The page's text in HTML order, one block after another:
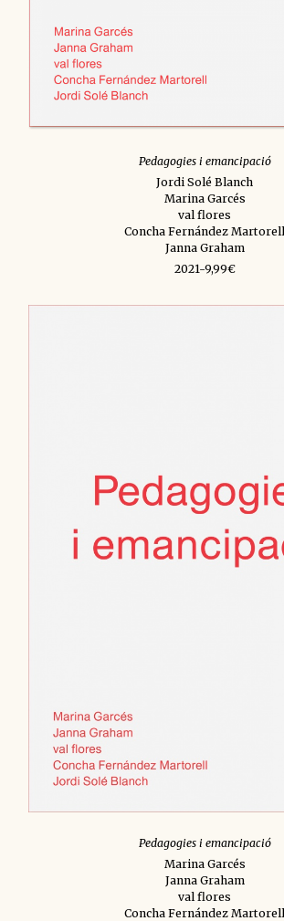
Pedagogies i emancipació
Jordi Solé Blanch
Marina Garcés
val flores
Concha Fernández Martorell
Janna Graham
2021-9,99€
Pedagogies i emancipació
Marina Garcés
Janna Graham
val flores
Concha Fernández Martorell